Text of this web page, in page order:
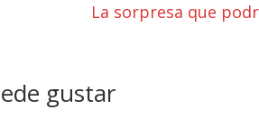
La sorpresa que
gustar